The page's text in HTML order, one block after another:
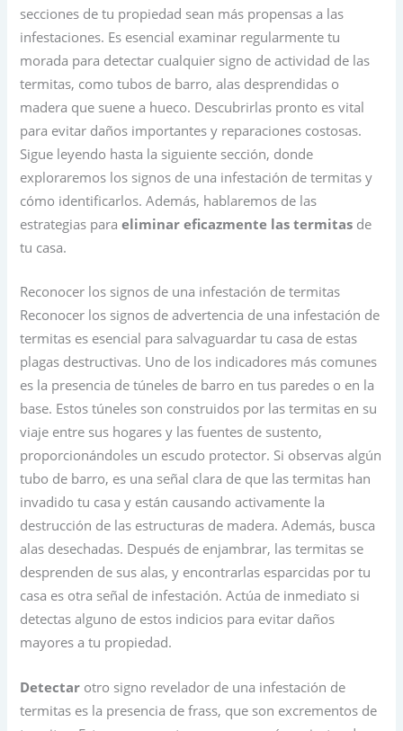
secciones de tu propiedad sean más propensas a las
infestaciones. Es esencial examinar regularmente tu
morada para detectar cualquier signo de actividad de las
termitas, como tubos de barro, alas desprendidas o
madera que suene a hueco. Descubrirlas pronto es vital
para evitar daños importantes y reparaciones costosas.
Sigue leyendo hasta la siguiente sección, donde
exploraremos los signos de una infestación de termitas y
cómo identificarlos. Además, hablaremos de las
estrategias paraeliminar eficazmente las termitas de
tu casa.
Reconocer los signos de una infestación de termitas
Reconocer los signos de advertencia de una infestación de
termitas es esencial para salvaguardar tu casa de estas
plagas destructivas. Uno de los indicadores más comunes
es la presencia de túneles de barro en tus paredes o en la
base. Estos túneles son construidos por las termitas en su
viaje entre sus hogares y las fuentes de sustento,
proporcionándoles un escudo protector. Si observas algún
tubo de barro, es una señal clara de que las termitas han
invadido tu casa y están causando activamente la
destrucción de las estructuras de madera. Además, busca
alas desechadas. Después de enjambrar, las termitas se
desprenden de sus alas, y encontrarlas esparcidas por tu
casa es otra señal de infestación. Actúa de inmediato si
detectas alguno de estos indicios para evitar daños
mayores a tu propiedad.
Detectar otro signo revelador de una infestación de
termitas es la presencia de frass, que son excrementos de